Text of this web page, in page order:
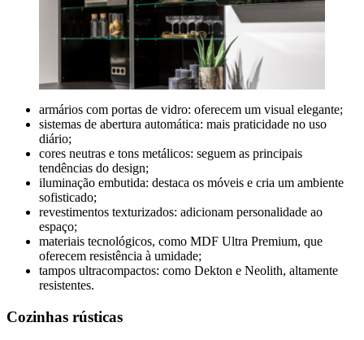
armários com portas de vidro: oferecem um visual elegante;
sistemas de abertura automática: mais praticidade no uso
diário;
cores neutras e tons metálicos: seguem as principais
tendências do design;
iluminação embutida: destaca os móveis e cria um ambiente
sofisticado;
revestimentos texturizados: adicionam personalidade ao
espaço;
materiais tecnológicos, como MDF Ultra Premium, que
oferecem resistência à umidade;
tampos ultracompactos: como Dekton e Neolith, altamente
resistentes.
Cozinhas rústicas